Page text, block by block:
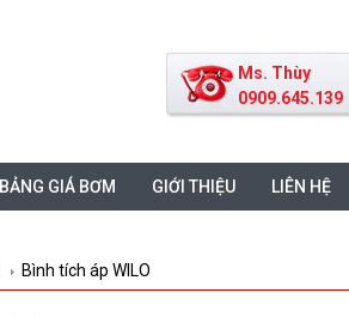
Ms. Thùy
0909.645.139
BẢNG GIÁ BƠM GIỚI THIỆU LIÊN HỆ
Bình tích áp WILO